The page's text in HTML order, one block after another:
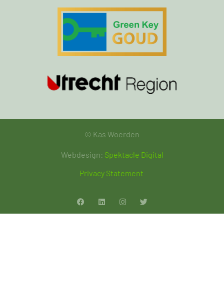
© Kas Woerden
Webdesign: Spektacle Digital
Privacy Statement